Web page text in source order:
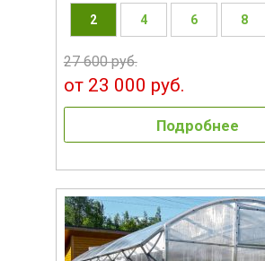
2
4 6 8
27 600 руб.
от 23 000 руб.
Подробнее